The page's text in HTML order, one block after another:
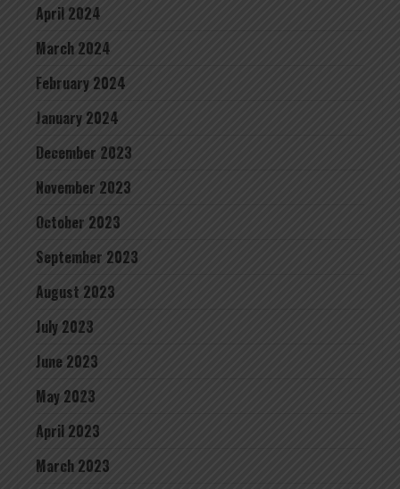
April 2024
March 2024
February 2024
January 2024
December 2023
November 2023
October 2023
September 2023
August 2023
July 2023
June 2023
May 2023
April 2023
March 2023